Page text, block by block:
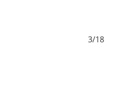
3/18